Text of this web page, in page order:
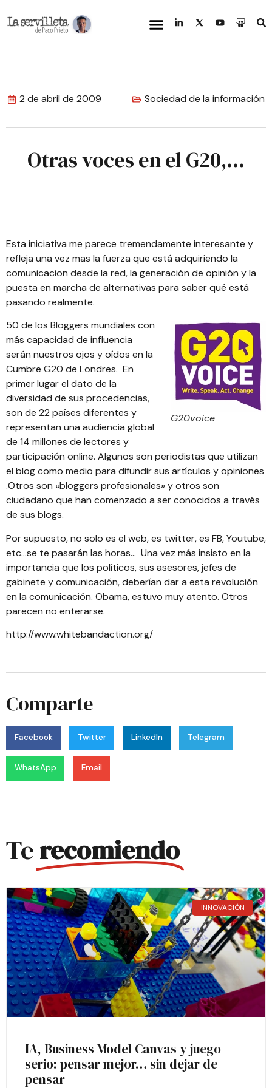
2 de abril de 2009 Sociedad de la información
Otras voces en el G20,…
Esta iniciativa me parece tremendamente interesante y
refleja una vez mas la fuerza que está adquiriendo la
comunicacion desde la red, la generación de opinión y la
puesta en marcha de alternativas para saber qué está
pasando realmente.
G20voice
50 de los Bloggers mundiales con
más capacidad de influencia
serán nuestros ojos y oídos en la
Cumbre G20 de Londres. En
primer lugar el dato de la
diversidad de sus procedencias,
son de 22 países diferentes y
representan una audiencia global
de 14 millones de lectores y
participación online. Algunos son periodistas que utilizan
el blog como medio para difundir sus artículos y opiniones
.Otros son «bloggers profesionales» y otros son
ciudadano que han comenzado a ser conocidos a través
de sus blogs.
Por supuesto, no solo es el web, es twitter, es FB, Youtube,
etc…se te pasarán las horas… Una vez más insisto en la
importancia que los políticos, sus asesores, jefes de
gabinete y comunicación, deberían dar a esta revolución
en la comunicación. Obama, estuvo muy atento. Otros
parecen no enterarse.
http://www.whitebandaction.org/
Comparte
Facebook Twitter LinkedIn Telegram
WhatsApp Email
Terecomiendo
INNOVACIÓN
IA, Business Model Canvas y juego
serio: pensar mejor… sin dejar de
pensar